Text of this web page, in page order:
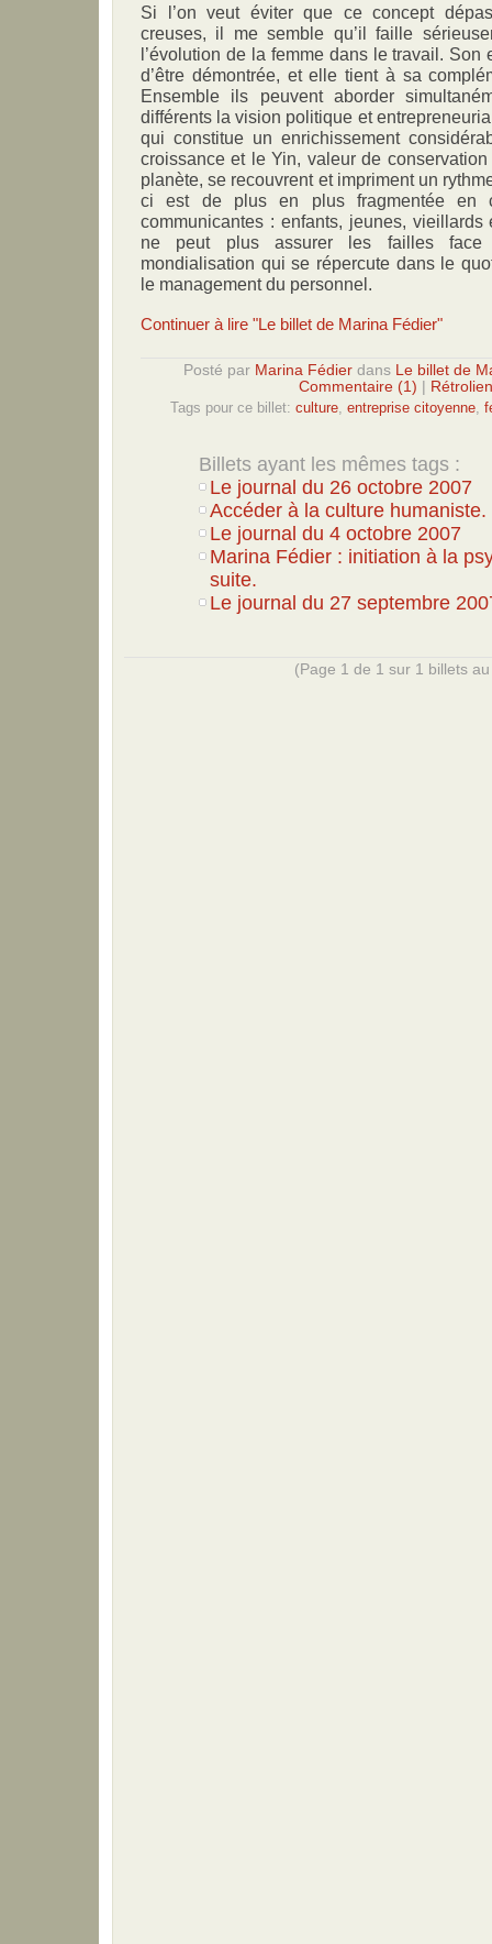
Si l’on veut éviter que ce concept
creuses, il me semble qu’il faille
l’évolution de la femme dans le travail. Son
d’être démontrée, et elle tient à sa
Ensemble ils peuvent aborder
différents la vision politique et
qui constitue un enrichissement
croissance et le Yin, valeur de
planète, se recouvrent et impriment un
ci est de plus en plus fragmentée en
communicantes : enfants, jeunes,
ne peut plus assurer les failles face
mondialisation qui se répercute dans le
le management du personnel.
Continuer à lire "Le billet de Marina Fédier"
Posté par Marina Fédier dans
Le billet de
Commentaire (1)
Tags pour ce billet: culture entreprise citoyenne
Billets ayant les mêmes tags :
Le journal du 26 octobre 2007
Accéder à la culture humaniste.
Le journal du 4 octobre 2007
Marina Fédier : initiation à la
suite.
Le journal du 27 septembre
(Page 1 de 1 sur 1 billets